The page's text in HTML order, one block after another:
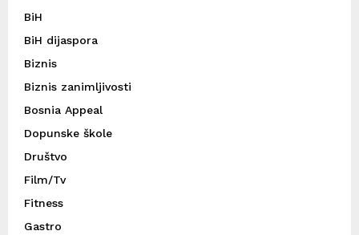
BiH
BiH dijaspora
Biznis
Biznis zanimljivosti
Bosnia Appeal
Dopunske škole
Društvo
Film/Tv
Fitness
Gastro